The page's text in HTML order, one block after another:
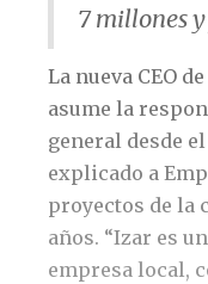
7 millones
La nueva CEO
asume la
general desde
explicado a
proyectos de la
años. “Izar es
empresa local,